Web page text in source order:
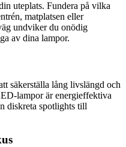
uteplats. Fundera på vilka
matplatsen eller
undviker du onödig
av dina lampor.
säkerställa lång livslängd och
lampor är energieffektiva
diskreta spotlights till